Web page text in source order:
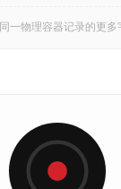
一物理容器记录的更多